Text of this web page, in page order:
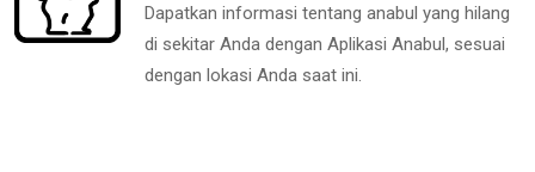
Dapatkan informasi tentang anabul yang hilang
di sekitar Anda dengan Aplikasi Anabul, sesuai
dengan lokasi Anda saat ini.